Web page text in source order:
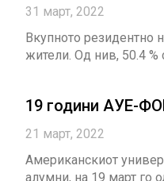
31 март, 2022
Вкупното резидентно
жители. Од нив, 50.4 %
19 години АУЕ-
21 март, 2022
Американскиот
алумни, на 19 март го